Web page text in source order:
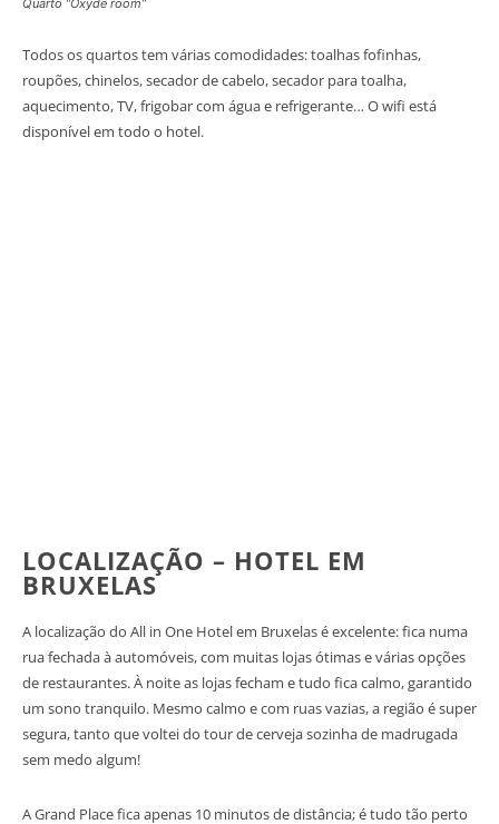
Quarto “Oxyde room”
Todos os quartos tem várias comodidades: toalhas fofinhas,
roupões, chinelos, secador de cabelo, secador para toalha,
aquecimento, TV, frigobar com água e refrigerante… O wifi está
disponível em todo o hotel.
LOCALIZAÇÃO – HOTEL EM
BRUXELAS
A localização do All in One Hotel em Bruxelas é excelente: fica numa
rua fechada à automóveis, com muitas lojas ótimas e várias opções
de restaurantes. À noite as lojas fecham e tudo fica calmo, garantido
um sono tranquilo. Mesmo calmo e com ruas vazias, a região é super
segura, tanto que voltei do tour de cerveja sozinha de madrugada
sem medo algum!
A Grand Place fica apenas 10 minutos de distância; é tudo tão perto